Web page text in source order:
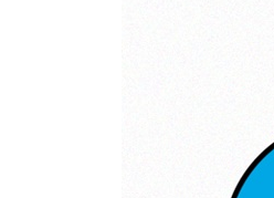
늙는다는 것의 진짜
노화를 치료할 수 있
텔로미어로 연장하